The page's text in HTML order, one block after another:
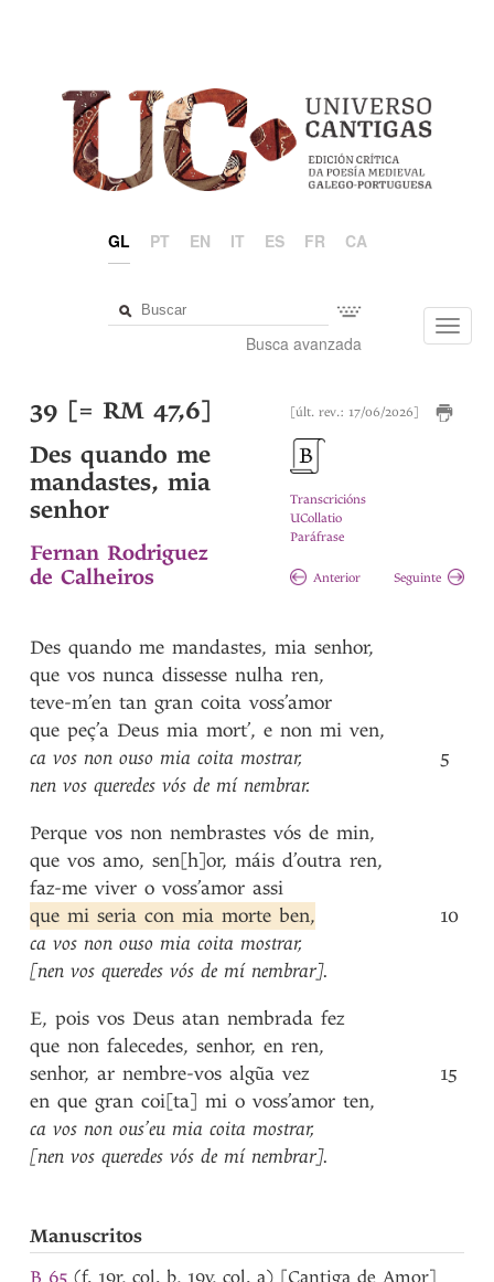
GL PT EN IT ES FR CA
Busca avanzada
[últ. rev.: 17/06/2026]
Transcricións
UCollatio
Paráfrase
Anterior Seguinte
39 [= RM 47,6]
Des quando me
mandastes, mia
senhor
Fernan Rodriguez
de Calheiros
Des quando me mandastes, mia senhor,
que vos nunca dissesse nulha ren,
teve-m’en tan gran coita voss’amor
que peç’a Deus mia mort’, e non mi ven,
ca vos non ouso mia coita mostrar,
nen vos queredes vós de mí nembrar.
Perque vos non nembrastes vós de min,
que vos amo, sen[h]or, máis d’outra ren,
faz-me viver o voss’amor assi
que mi seria con mia morte ben,
ca vos non ouso mia coita mostrar,
[nen vos queredes vós de mí nembrar].
E, pois vos Deus atan nembrada fez
que non falecedes, senhor, en ren,
senhor, ar nembre-vos algũa vez
en que gran coi[ta] mi o voss’amor ten,
ca vos non ous’eu mia coita mostrar,
[nen vos queredes vós de mí nembrar].
5
10
15
Manuscritos
B 65 (f. 19r, col. b, 19v, col. a) [Cantiga de Amor]